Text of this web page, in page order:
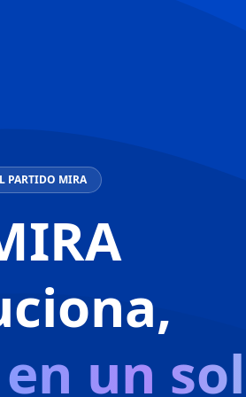
PARTIDO MIRA
un